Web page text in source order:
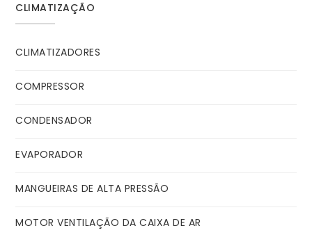
CLIMATIZAÇÃO
CLIMATIZADORES
COMPRESSOR
CONDENSADOR
EVAPORADOR
MANGUEIRAS DE ALTA PRESSÃO
MOTOR VENTILAÇÃO DA CAIXA DE AR